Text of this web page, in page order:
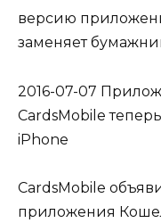
версию
заменяет
2016-07-07
CardsMobile
iPhone
CardsMobile
приложения